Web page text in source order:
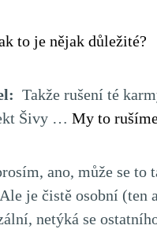
to je nějak důležité?
Takže rušení té
Šivy … My to
ano, může se
je čistě osobní (ten
netýká se